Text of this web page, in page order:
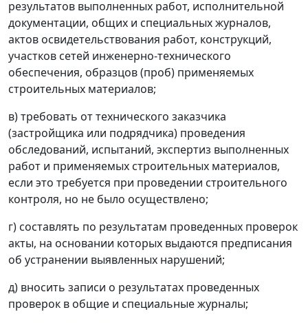
результатов выполненных работ, исполнительной
документации, общих и специальных журналов,
актов освидетельствования работ, конструкций,
участков сетей инженерно-технического
обеспечения, образцов (проб) применяемых
строительных материалов;
в) требовать от технического заказчика
(застройщика или подрядчика) проведения
обследований, испытаний, экспертиз выполненных
работ и применяемых строительных материалов,
если это требуется при проведении строительного
контроля, но не было осуществлено;
г) составлять по результатам проведенных проверок
акты, на основании которых выдаются предписания
об устранении выявленных нарушений;
д) вносить записи о результатах проведенных
проверок в общие и специальные журналы;